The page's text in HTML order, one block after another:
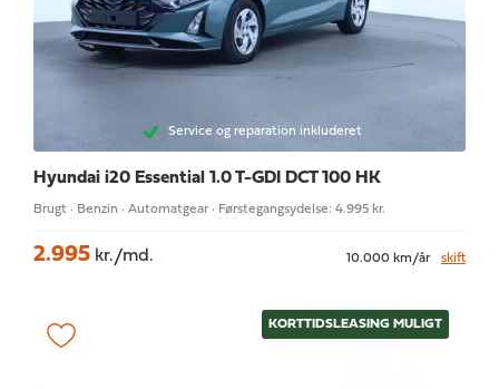
Service og reparation inkluderet
Hyundai i20 Essential 1.0 T-GDI DCT 100 HK
Brugt · Benzin · Automatgear · Førstegangsydelse: 4.995 kr.
2.995 kr./md. 10.000 km/år skift
KORTTIDSLEASING MULIGT